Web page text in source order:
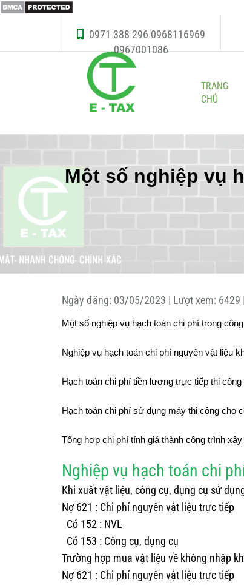
Một số nghiệp vụ
Ngày đăng: 03/05/2023 | Lượt xem: 6429 |
Một số nghiệp vụ hạch toán chi phí trong
Nghiệp vụ hạch toán chi phí nguyên vật liệu
Hạch toán chi phí tiền lương trực tiếp thi
Hạch toán chi phí sử dụng máy thi công cho
Tổng hợp chi phí tính giá thành công trình
Nghiệp vụ hạch toán chi
Khi xuất vật liệu, công cụ, dụng cụ sử
Nợ 621 : Chi phí nguyên vật liệu trực tiếp
Có 152 : NVL
Có 153 : Công cụ, dụng cụ
Trường hợp mua vật liệu về không nhập
Nợ 621 : Chi phí nguyên vật liệu trực tiếp
0971 388 296 0968116969
0967001086
TRANG
CHỦ